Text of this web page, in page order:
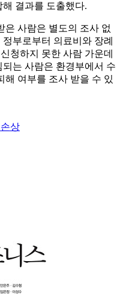
결과를 도출했다.
은 사람은 별도의 조사 없
부로부터 의료비와 장례
청하지 못한 사람 가운데
는 사람은 환경부에서 수
해 여부를 조사 받을 수 있
상